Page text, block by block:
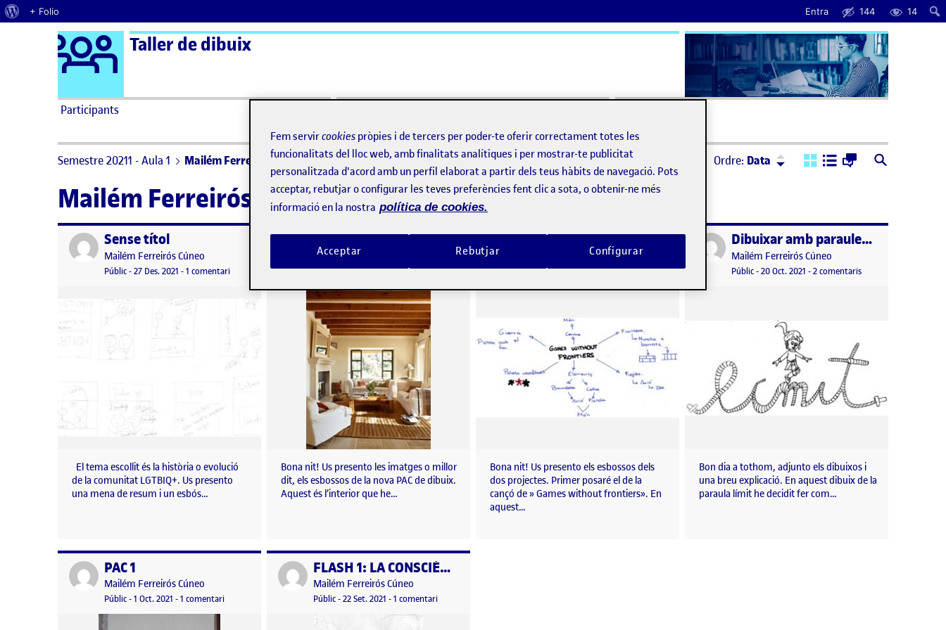
Quant al WordPress
+ Folio Entra 144 14
Saltar al contingut Logo Ágora
Taller de dibuix
Participants
Semestre 20211 - Aula 1 Mailém Ferreirós Cúneo Ordre: Data Ordre: Descendent
Mailém Ferreirós Cúneo
Publicat perSense títol
Publicat per
Mailém Ferreirós Cúneo
Visibilitat:
Públic-Data de publicació
27 Des. 2021 -1 comentaria Sense títol
El tema escollit és la història o evolució
de la comunitat LGTBIQ+. Us presento
una mena de resum i un esbós…
PAC 3: dibuixar per entendre
Publicat per
Mailém Ferreirós Cúneo
Visibilitat:
Públic-Data de publicació
26 Nov. 2021-2 comentarisa PAC 3: dibuixar per entendre
Bona nit! Us presento les imatges o millor
dit, els esbossos de la nova PAC de dibuix.
Aquest és l’interior que he…
Pac 2: Esbossos i mapes mentals
Mailém Ferreirós Cúneo
Visibilitat:
Públic-Data de publicació
29 Oct. 2021-2 comentarisa Pac 2: Esbossos i mapes mentals
Bona nit! Us presento els esbossos dels
dos projectes. Primer posaré el de la
cançó de » Games without frontiers». En
aquest…
Publicat per Dibuixar amb paraules Flash 2
Publicat per
Mailém Ferreirós Cúneo
Visibilitat:
Públic-Data de publicació
20 Oct. 2021 -2 comentarisa Dibuixar amb
Bon dia a tothom, adjunto els dibuixos i
una breu explicació. En aquest dibuix de la
paraula límit he decidit fer com…
Publicat perPAC 1
Publicat per
Mailém Ferreirós Cúneo
Visibilitat:
Públic-Data de publicació
1 Oct. 2021 -1 comentaria PAC 1
Publicat per FLASH 1: LA CONSCIÈNCIA DE MIRAR-NOS
Publicat per
Mailém Ferreirós Cúneo
Visibilitat:
Públic-Data de publicació
22 Set. 2021 -1 comentaria FLASH 1: LA CONSCIÈNCIA DE MIRAR-NOS
Fem servircookies pròpies i de tercers per poder-te oferir correctament totes les
funcionalitats del lloc web, amb finalitats analítiques i per mostrar-te publicitat
personalitzada d'acord amb un perfil elaborat a partir dels teus hàbits de navegació. Pots
acceptar, rebutjar o configurar les teves preferències fent clic a sota, o obtenir-ne més
informació en la nostra política de cookies.
Rebutjar
Acceptar Configurar